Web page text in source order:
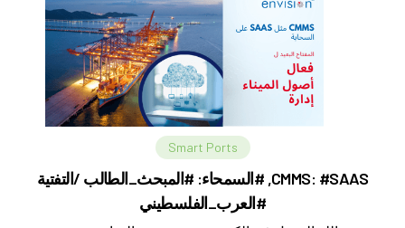
Smart Ports
CMMS: #SAAS, #السمحاء: #المبحث_الطالب /التفتية
#العرب_الفلسطيني